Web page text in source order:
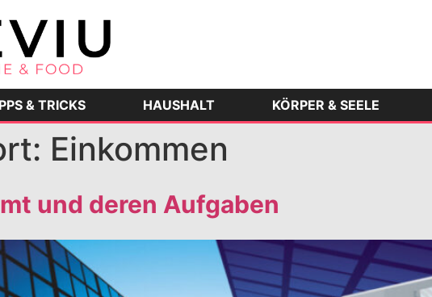
& TRICKS HAUSHALT KÖRPER & SEELE
Einkommen
und deren Aufgaben